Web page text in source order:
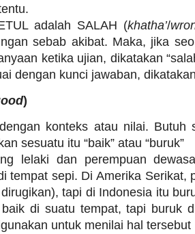
adalah SALAH (khatha’/
sebab akibat. Maka, jika
ketika ujian, dikatakan
dengan kunci jawaban, dikatakan
)
konteks atau nilai. Butuh
sesuatu itu “baik” atau “buruk”
lelaki dan perempuan
tempat sepi. Di Amerika Serikat,
tapi di Indonesia itu
di suatu tempat, tapi buruk
untuk menilai hal tersebut